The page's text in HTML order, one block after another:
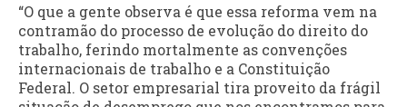
“O que a gente observa é que essa reforma vem na
contramão do processo de evolução do direito do
trabalho, ferindo mortalmente as convenções
internacionais de trabalho e a Constituição
Federal. O setor empresarial tira proveito da frágil